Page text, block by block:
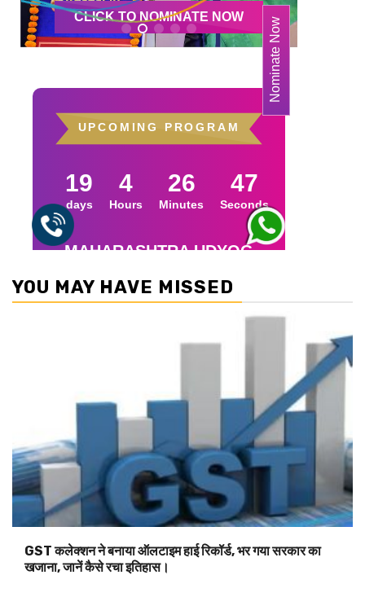
YOU MAY HAVE MISSED
GST कलेक्शन ने बनाया ऑलटाइम हाई रिकॉर्ड, भर गया सरकार का
खजाना, जानें कैसे रचा इतिहास।